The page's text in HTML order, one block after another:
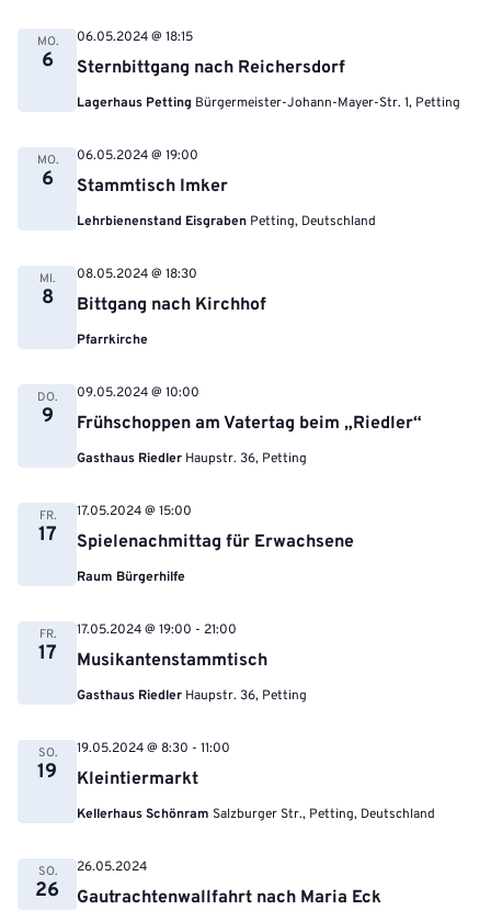
MO.
6 Sternbittgang nach Reichersdorf
06.05.2024 @ 18:15
Lagerhaus Petting Bürgermeister-Johann-Mayer-Str. 1, Petting
MO.
6 Stammtisch Imker
06.05.2024 @ 19:00
Lehrbienenstand Eisgraben Petting, Deutschland
MI.
8 Bittgang nach Kirchhof
08.05.2024 @ 18:30
Pfarrkirche
DO.
9 Frühschoppen am Vatertag beim „Riedler“
09.05.2024 @ 10:00
Gasthaus Riedler Haupstr. 36, Petting
FR.
17 Spielenachmittag für Erwachsene
17.05.2024 @ 15:00
Raum Bürgerhilfe
FR.
17 Musikantenstammtisch
17.05.2024 @ 19:00 - 21:00
Gasthaus Riedler Haupstr. 36, Petting
SO.
19 Kleintiermarkt
19.05.2024 @ 8:30 - 11:00
Kellerhaus Schönram Salzburger Str., Petting, Deutschland
SO.
26 Gautrachtenwallfahrt nach Maria Eck
26.05.2024